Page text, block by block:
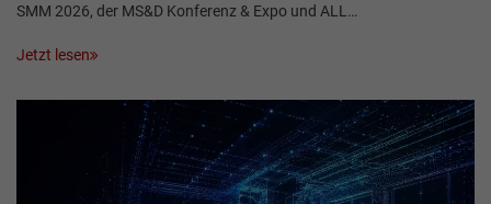
SMM 2026, der MS&D Konferenz & Expo und ALL…
Jetzt lesen